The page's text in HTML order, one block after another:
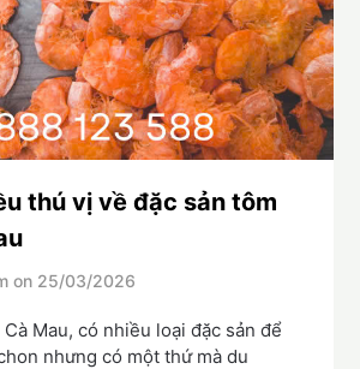
thú vị về đặc sản tôm
on 25/03/2026
Mau, có nhiều loại đặc sản để
nhưng có một thứ mà du